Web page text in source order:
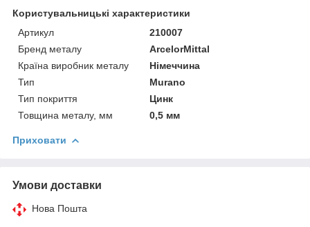
Користувальницькі характеристики
Артикул
210007
Бренд металу
ArcelorMittal
Країна виробник металу
Німеччина
Тип
Murano
Тип покриття
Цинк
Товщина металу, мм
0,5 мм
Приховати
Умови доставки
Нова Пошта